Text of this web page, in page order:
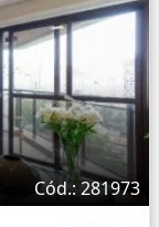
Cód.: 281973